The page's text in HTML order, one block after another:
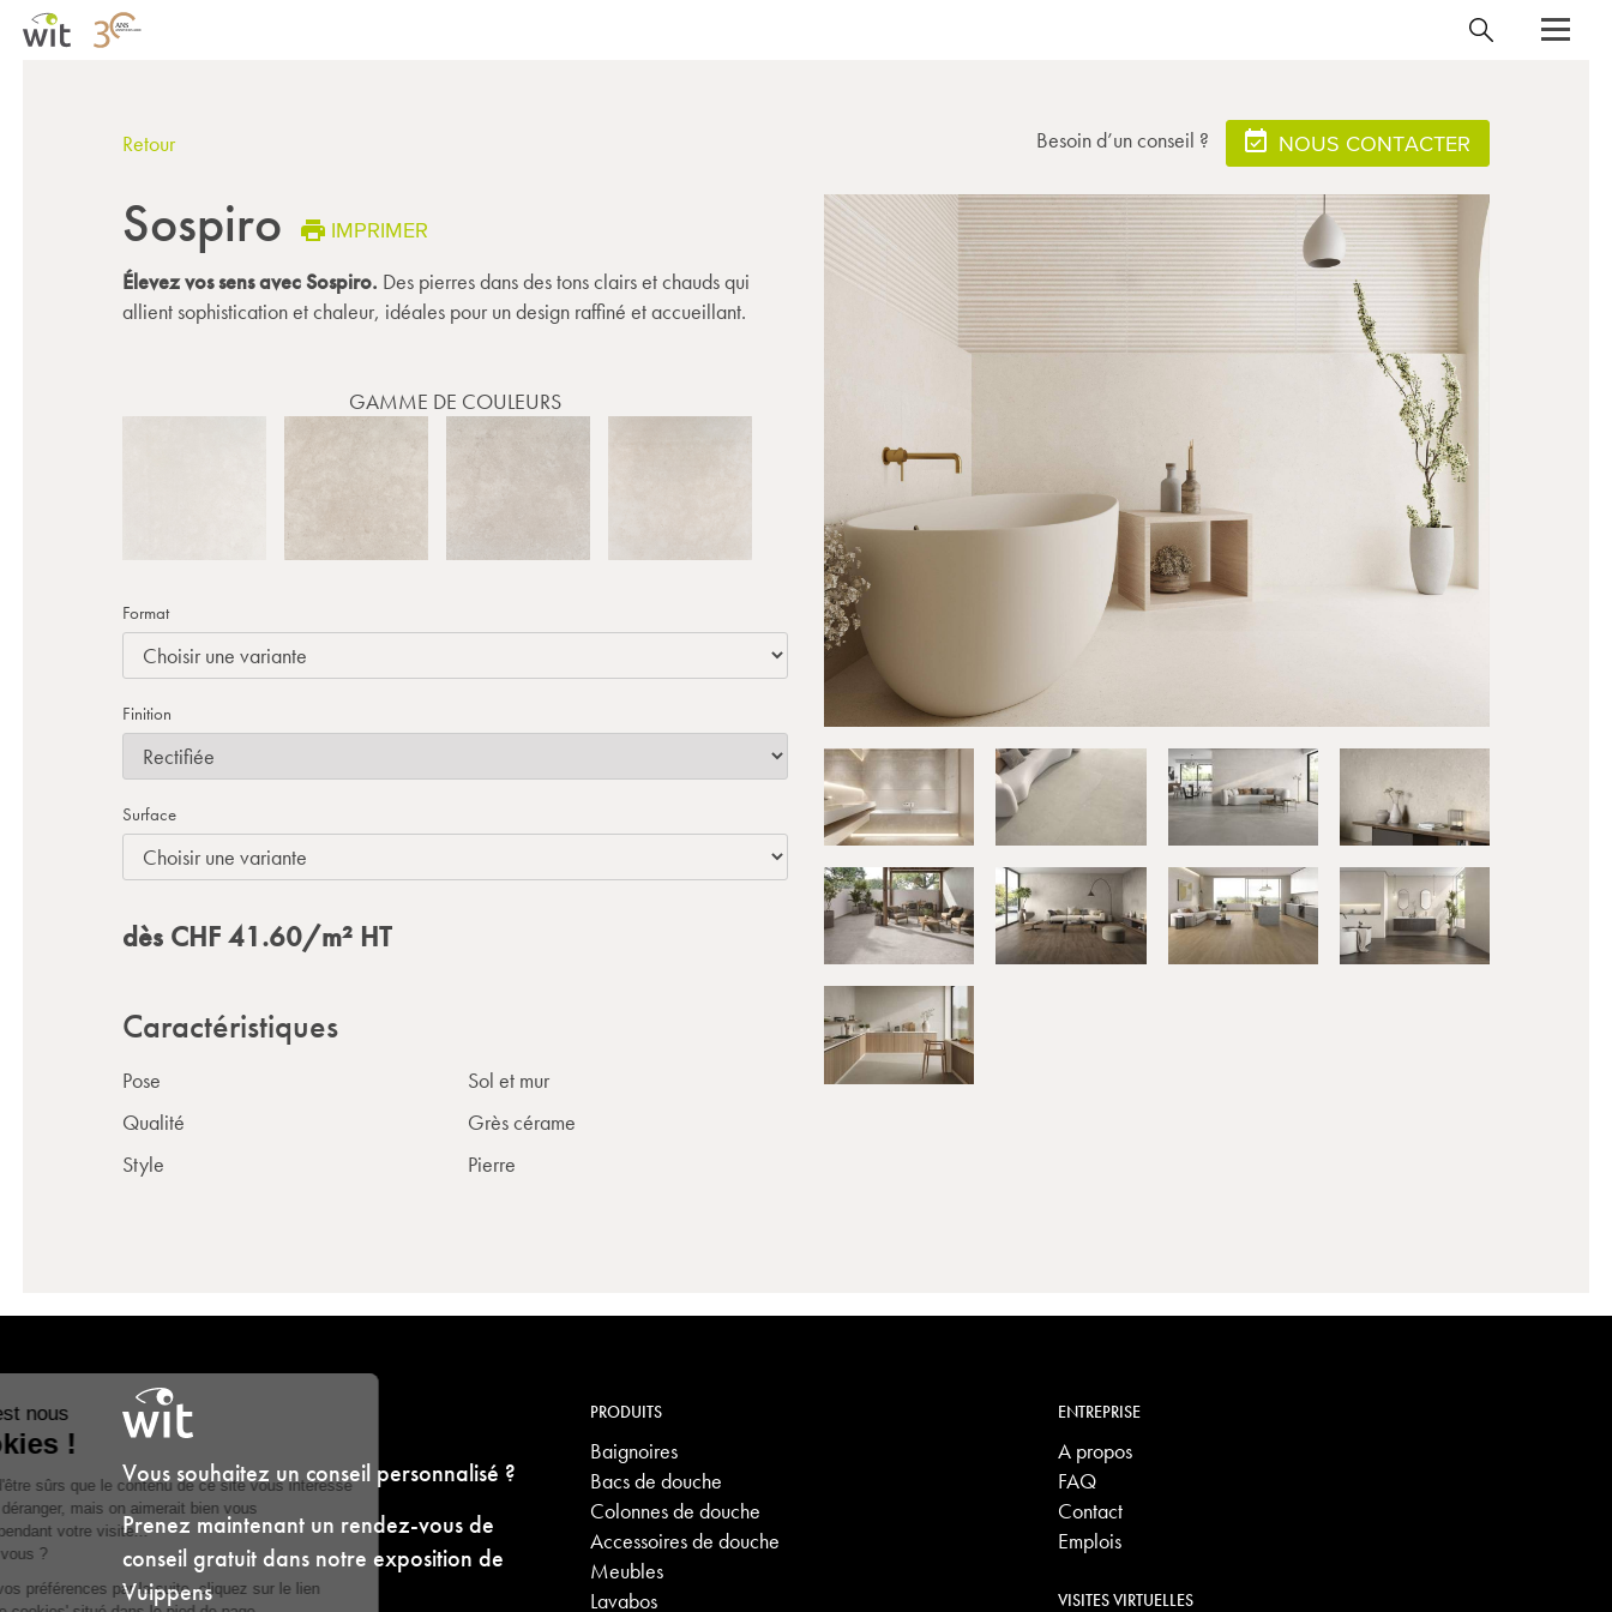
Retour Besoin d’un conseil ? NOUS CONTACTER
Sospiro IMPRIMER
Élevez vos sens avec Sospiro. Des pierres dans des tons clairs et chauds qui
allient sophistication et chaleur, idéales pour un design raffiné et accueillant.
GAMME DE COULEURS
Format
Finition
Surface
dès CHF41.60/m² HT
Caractéristiques
Pose
Sol et mur
Qualité
Grès cérame
Style
Pierre
Vous souhaitez un conseil personnalisé ?
Prenez maintenant un rendez-vous de
conseil gratuit dans notre exposition de
Vuippens
PRODUITS
Baignoires
Bacs de douche
Colonnes de douche
Accessoires de douche
Meubles
Lavabos
ENTREPRISE
A propos
FAQ
Contact
Emplois
VISITES VIRTUELLES